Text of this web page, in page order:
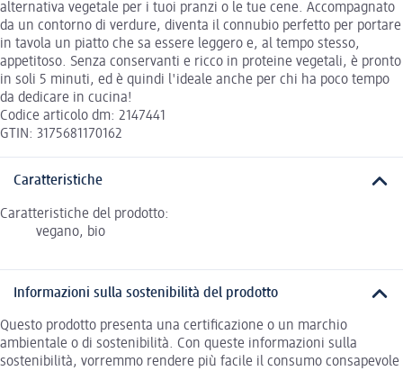
alternativa vegetale per i tuoi pranzi o le tue cene. Accompagnato
da un contorno di verdure, diventa il connubio perfetto per portare
in tavola un piatto che sa essere leggero e, al tempo stesso,
appetitoso. Senza conservanti e ricco in proteine vegetali, è pronto
in soli 5 minuti, ed è quindi l'ideale anche per chi ha poco tempo
da dedicare in cucina!
Codice articolo dm: 2147441
GTIN: 3175681170162
Caratteristiche
Caratteristiche del prodotto:
vegano, bio
Informazioni sulla sostenibilità del prodotto
Questo prodotto presenta una certificazione o un marchio
ambientale o di sostenibilità. Con queste informazioni sulla
sostenibilità, vorremmo rendere più facile il consumo consapevole